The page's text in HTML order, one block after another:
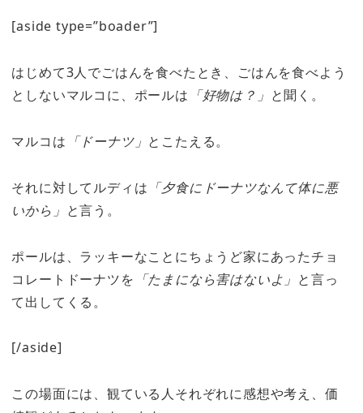
[aside type=”boader”]
はじめて3人でごはんを食べたとき、ごはんを食べよう
としないマルコに、ポールは 「好物は？」 と聞く。
マルコは 「ドーナツ」 とこたえる。
それに対してルディは 「夕食にドーナツなんて体に悪
いから」 と言う。
ポールは、ラッキーなことにちょうど家にあったチョ
コレートドーナツを 「たまになら害はないよ」 と言っ
て出してくる。
[/aside]
この場面には、観ている人それぞれに感想や考え、価